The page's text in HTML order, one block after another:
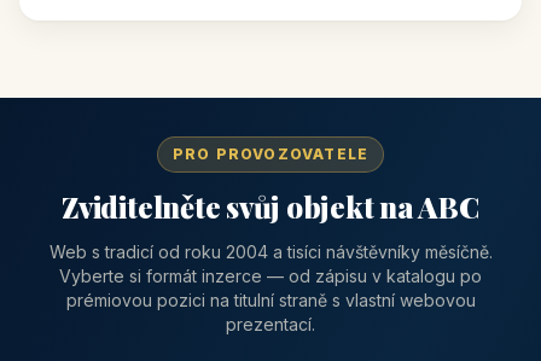
PRO PROVOZOVATELE
Zviditelněte svůj objekt na ABC
Web s tradicí od roku 2004 a tisíci návštěvníky měsíčně.
Vyberte si formát inzerce — od zápisu v katalogu po
prémiovou pozici na titulní straně s vlastní webovou
prezentací.